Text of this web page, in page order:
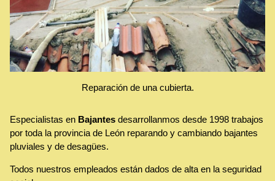
Reparación de una cubierta.
Especialistas en Bajantes desarrollanmos desde 1998 trabajos
por toda la provincia de León reparando y cambiando bajantes
pluviales y de desagües.
Todos nuestros empleados están dados de alta en la seguridad